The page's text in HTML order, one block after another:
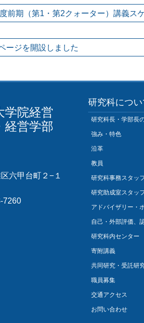
前期（第1・第2クォーター）講義ス
ージを開設しました
学院経営
経営学部
六甲台町２−１
7260
研究科につい
研究科長・学部長
強み・特色
沿革
教員
研究科事務スタッ
研究助成室スタッ
アドバイザリー・
自己・外部評価、
研究科内センター
寄附講義
共同研究・受託研
職員募集
交通アクセス
お問い合わせ